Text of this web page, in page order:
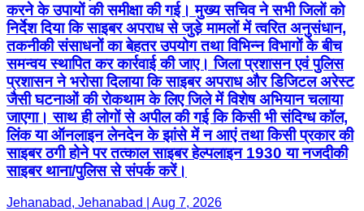
करने के उपायों की समीक्षा की गई। मुख्य सचिव ने सभी जिलों को
निर्देश दिया कि साइबर अपराध से जुड़े मामलों में त्वरित अनुसंधान,
तकनीकी संसाधनों का बेहतर उपयोग तथा विभिन्न विभागों के बीच
समन्वय स्थापित कर कार्रवाई की जाए। जिला प्रशासन एवं पुलिस
प्रशासन ने भरोसा दिलाया कि साइबर अपराध और डिजिटल अरेस्ट
जैसी घटनाओं की रोकथाम के लिए जिले में विशेष अभियान चलाया
जाएगा। साथ ही लोगों से अपील की गई कि किसी भी संदिग्ध कॉल,
लिंक या ऑनलाइन लेनदेन के झांसे में न आएं तथा किसी प्रकार की
साइबर ठगी होने पर तत्काल साइबर हेल्पलाइन 1930 या नजदीकी
साइबर थाना/पुलिस से संपर्क करें।
Jehanabad, Jehanabad | Aug 7, 2026